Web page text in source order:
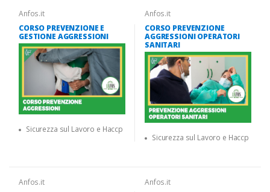
Anfos.it
CORSO PREVENZIONE E
GESTIONE AGGRESSIONI
Sicurezza sul Lavoro e Haccp
Anfos.it
CORSO PREVENZIONE
AGGRESSIONI OPERATORI
SANITARI
Sicurezza sul Lavoro e Haccp
Anfos.it
Anfos.it